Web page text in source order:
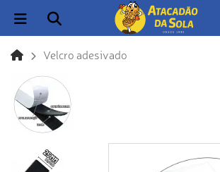
Velcro adesivado